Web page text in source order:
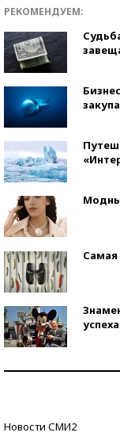
РЕКОМЕНДУЕМ:
Самая
Новости СМИ2